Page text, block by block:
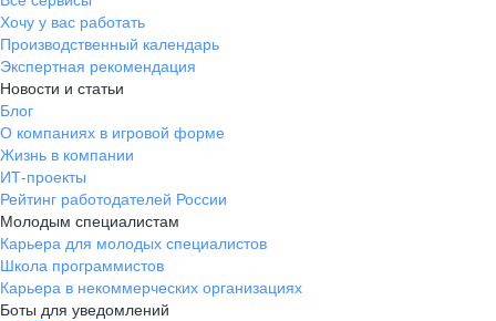
Хочу у вас работать
Производственный календарь
Экспертная рекомендация
Новости и статьи
Блог
О компаниях в игровой форме
Жизнь в компании
ИТ-проекты
Рейтинг работодателей России
Молодым специалистам
Карьера для молодых специалистов
Школа программистов
Карьера в некоммерческих организациях
Боты для уведомлений